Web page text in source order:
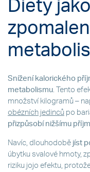
Diety
Snížení kalorického
metabolismu . Tento
množství kilogramů –
obézních jedinců po
přizpůsobí nižšímu
Navíc, dlouhodobě jíst
úbytku svalové hmoty,
riziku jojo efektu,